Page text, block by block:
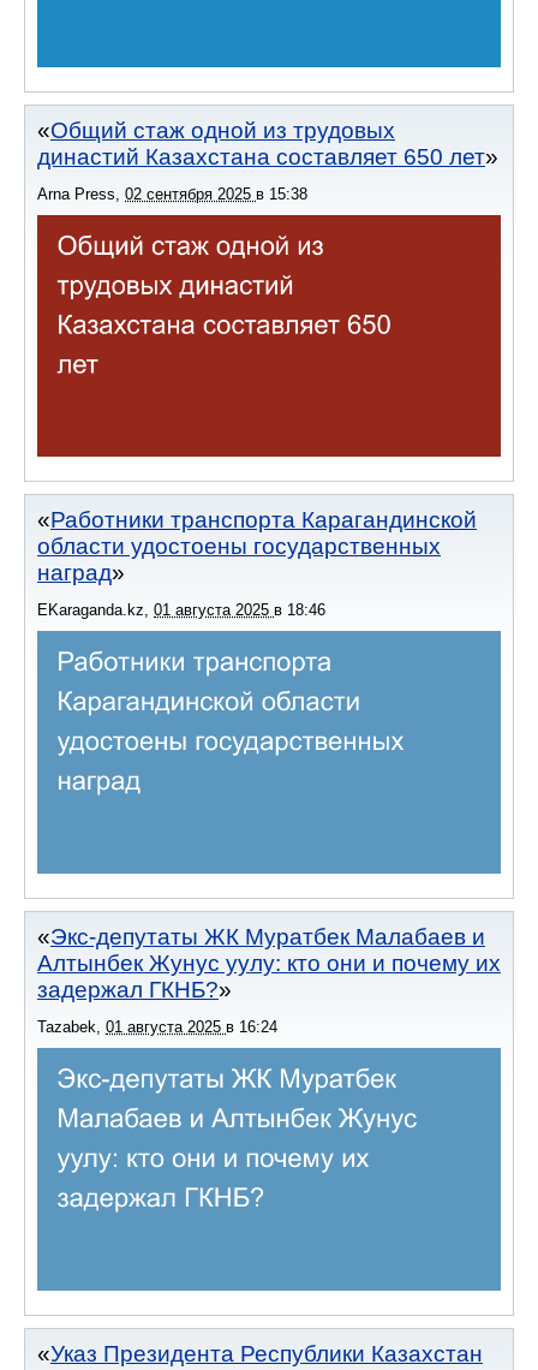
Общий стаж одной из трудовых
династий Казахстана составляет 650 лет
Arna Press 02 сентября 2025 в 15:38
Работники транспорта Карагандинской
области удостоены государственных
наград
EKaraganda.kz, 01 августа 2025 в 18:46
Экс-депутаты ЖК Муратбек Малабаев и
Алтынбек Жунус уулу: кто они и почему их
задержал ГКНБ?
Tazabek, 01 августа 2025 в 16:24
Указ Президента Республики Казахстан